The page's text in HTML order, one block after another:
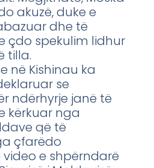
akuzë, duke e
dhe të
çdo spekulim lidhur
tilla.
në Kishinau ka
se
ndërhyrje janë të
kërkuar nga
që të
çfarëdo
video e shpërndarë